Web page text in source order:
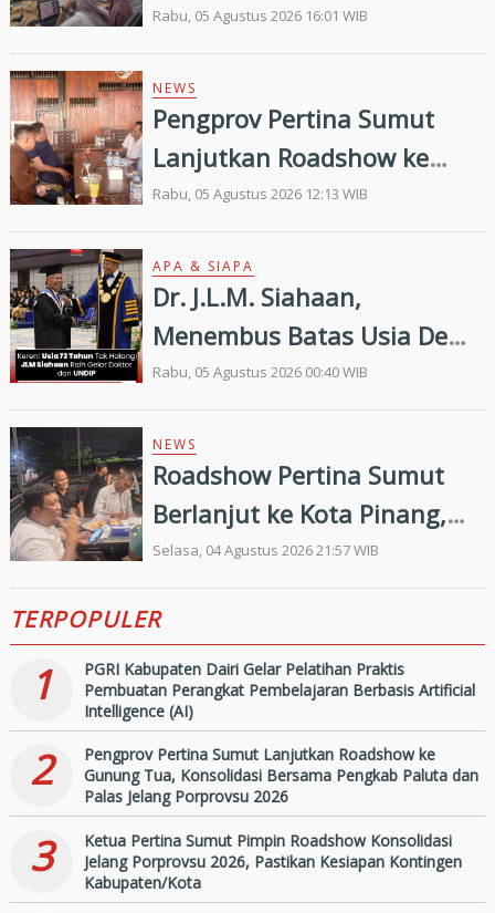
Lanjut Entry Meeting
Penilaian Kepatuhan
Pelayanan Publik Oleh
Ombudsman RI tahun 2026
Rabu, 05 Agustus 2026 16:01 WIB
NEWS
Pengprov Pertina Sumut
Lanjutkan Roadshow ke
Gunung Tua, Konsolidasi
Bersama Pengkab Paluta
dan Palas Jelang Porprovsu
2026
Rabu, 05 Agustus 2026 12:13 WIB
APA & SIAPA
Dr. J.L.M. Siahaan,
Menembus Batas Usia Demi
Ilmu Pengetahuan
Rabu, 05 Agustus 2026 00:40 WIB
NEWS
Roadshow Pertina Sumut
Berlanjut ke Kota Pinang,
Konsolidasi Pengkab
Labuhanbatu dan
Labuhanbatu Selatan Jelang
Porprovsu 2026
Selasa, 04 Agustus 2026 21:57 WIB
TERPOPULER
1
PGRI Kabupaten Dairi Gelar Pelatihan Praktis
Pembuatan Perangkat Pembelajaran Berbasis Artificial
Intelligence (AI)
2
Pengprov Pertina Sumut Lanjutkan Roadshow ke
Gunung Tua, Konsolidasi Bersama Pengkab Paluta dan
Palas Jelang Porprovsu 2026
3
Ketua Pertina Sumut Pimpin Roadshow Konsolidasi
Jelang Porprovsu 2026, Pastikan Kesiapan Kontingen
Kabupaten/Kota